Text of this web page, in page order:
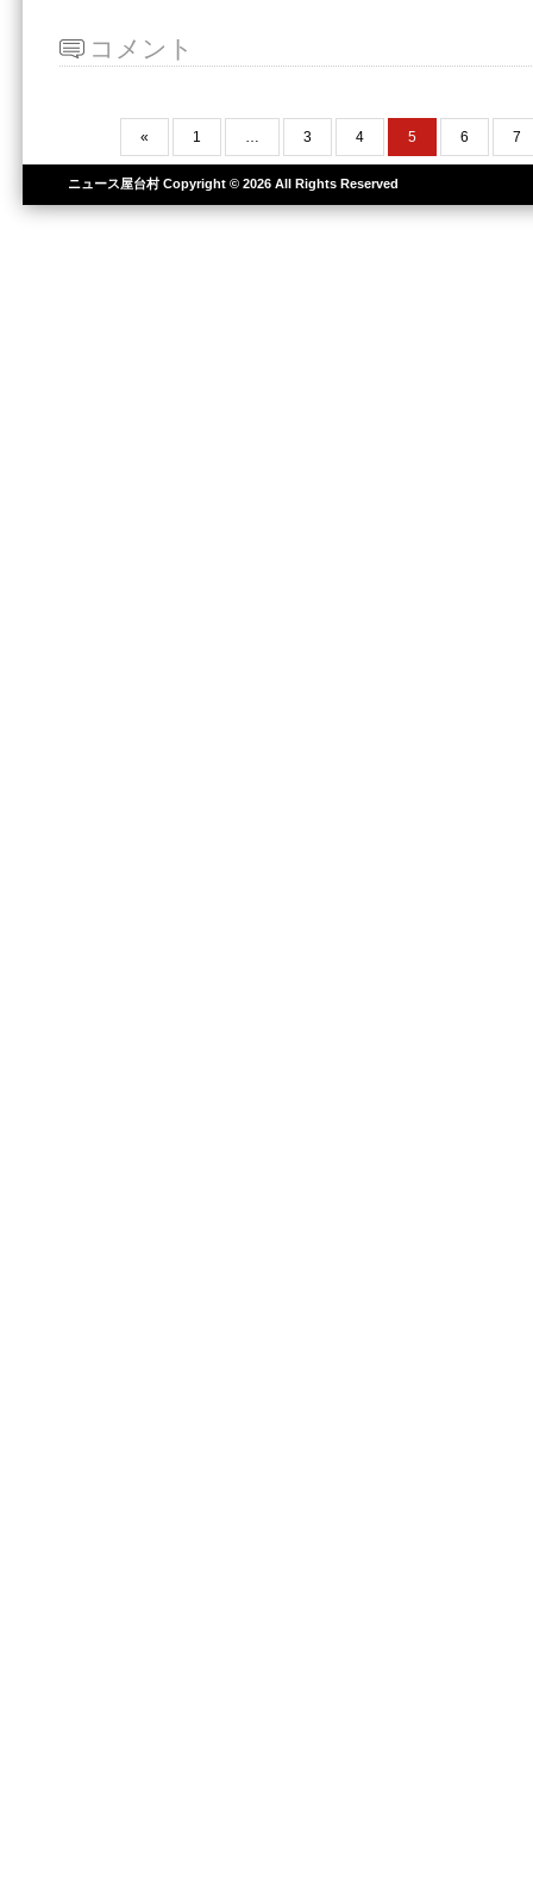
コメント
« 1 … 3 4 5 6 7
ニュース屋台村Copyright © 2026 All Rights Reserved